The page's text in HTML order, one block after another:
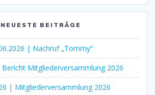
NEUESTE BEITRÄGE
| Nachruf „Tommy“
Mitgliederversammlung 2026
| Mitgliederversammlung 2026